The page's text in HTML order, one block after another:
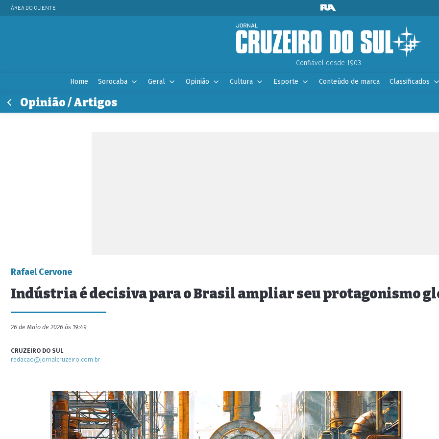
ÁREA DO CLIENTE
Confiável desde 1903.
Home Sorocaba Geral Opinião Cultura Esporte Conteúdo de marca Classificados
Opinião / Artigos
Rafael Cervone
Indústria é decisiva para o Brasil ampliar seu protagonismo
26 de Maio de 2026 às 19:49
CRUZEIRO DO SUL
redacao@jornalcruzeiro.com.br